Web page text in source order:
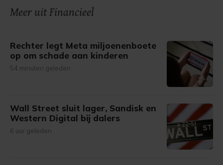
Meer uit Financieel
Rechter legt Meta miljoenenboete
op om schade aan kinderen
54 minuten geleden
Wall Street sluit lager, Sandisk en
Western Digital bij dalers
6 uur geleden